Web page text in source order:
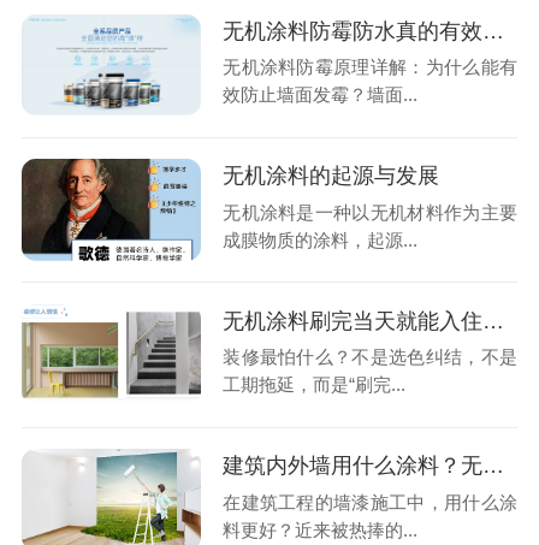
无机涂料防霉防水真的有效吗？
无机涂料防霉原理详解：为什么能有
效防止墙面发霉？墙面...
无机涂料的起源与发展
无机涂料是一种以无机材料作为主要
成膜物质的涂料，起源...
无机涂料刷完当天就能入住？百适涂揭秘零甲醛墙面的健康秘密
装修最怕什么？不是选色纠结，不是
工期拖延，而是“刷完...
建筑内外墙用什么涂料？无机涂料真的靠谱吗？
在建筑工程的墙漆施工中，用什么涂
料更好？近来被热捧的...